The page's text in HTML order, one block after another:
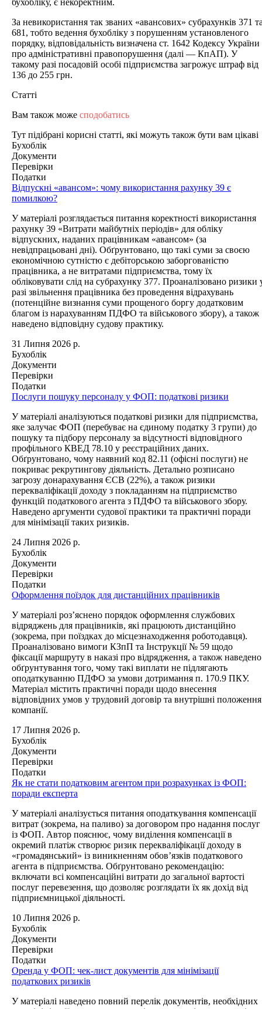
бухобліку, є некоректним.
За невикористання так званих «авансових» субрахунків 371
681, тобто ведення бухобліку з порушенням установленого
порядку, відповідальність визначена ст. 1642 Кодексу України
про адміністративні правопорушення (далі — КпАП). У
такому разі посадовій особі підприємства загрожує штраф від
136 до 255 грн.
Статті
Вам також може сподобатись
Тут підібрані корисні статті, які можуть також бути вам цікаві
Бухоблік
Документи
Перевірки
Податки
Відпускні «авансом»: чому використання рахунку 39 є
помилкою?
У матеріалі розглядається питання коректності використання
рахунку 39 «Витрати майбутніх періодів» для обліку
відпускних, наданих працівникам «авансом» (за
невідпрацьовані дні). Обґрунтовано, що такі суми за своєю
економічною сутністю є дебіторською заборгованістю
працівника, а не витратами підприємства, тому їх
обліковувати слід на субрахунку 377. Проаналізовано ризики
разі звільнення працівника без проведення відрахувань
(потенційне визнання суми прощеного боргу додатковим
благом із нарахуванням ПДФО та військового збору), а також
наведено відповідну судову практику.
31 Липня 2026 р.
Бухоблік
Документи
Перевірки
Податки
Послуги пошуку персоналу у ФОП: податкові ризики
У матеріалі аналізуються податкові ризики для підприємства,
яке залучає ФОП (перебуває на єдиному податку 3 групи) до
пошуку та підбору персоналу за відсутності відповідного
профільного КВЕД 78.10 у реєстраційних даних.
Обґрунтовано, чому наявний код 82.11 (офісні послуги) не
покриває рекрутингову діяльність. Детально розписано
загрозу донарахування ЄСВ (22%), а також ризики
перекваліфікації доходу з покладанням на підприємство
функцій податкового агента з ПДФО та військового збору.
Наведено аргументи судової практики та практичні поради
для мінімізації таких ризиків.
24 Липня 2026 р.
Бухоблік
Документи
Перевірки
Податки
Оформлення поїздок для дистанційних працівників
У матеріалі роз’яснено порядок оформлення службових
відряджень для працівників, які працюють дистанційно
(зокрема, при поїздках до місцезнаходження роботодавця).
Проаналізовано вимоги КЗпП та Інструкції № 59 щодо
фіксації маршруту в наказі про відрядження, а також наведено
обґрунтування того, чому такі виплати не підлягають
оподаткуванню ПДФО за умови дотримання п. 170.9 ПКУ.
Матеріал містить практичні поради щодо внесення
відповідних умов у трудовий договір та внутрішні положення
компанії.
17 Липня 2026 р.
Бухоблік
Документи
Перевірки
Податки
Як не стати податковим агентом при розрахунках із ФОП:
поради експерта
У матеріалі аналізується питання оподаткування компенсації
витрат (зокрема, на паливо) за договором про надання послуг
із ФОП. Автор пояснює, чому виділення компенсації в
окремий платіж створює ризик перекваліфікації доходу в
«громадянський» із виникненням обов’язків податкового
агента в підприємства. Обґрунтовано рекомендацію:
включати всі компенсаційні витрати до загальної вартості
послуг перевезення, що дозволяє розглядати їх як дохід від
підприємницької діяльності.
10 Липня 2026 р.
Бухоблік
Документи
Перевірки
Податки
Оренда у ФОП: чек-лист документів для мінімізації
податкових ризиків
У матеріалі наведено повний перелік документів, необхідних